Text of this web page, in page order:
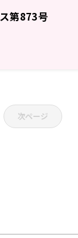
第873号
次ページ